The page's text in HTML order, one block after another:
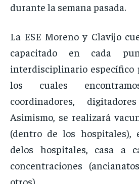
durante la semana pasada.
La ESE Moreno y Clavijo
capacitado en cada
interdisciplinario específico
los cuales
coordinadores,
Asimismo, se realizará
(dentro de los hospitales),
delos hospitales, casa a
concentraciones
otros).